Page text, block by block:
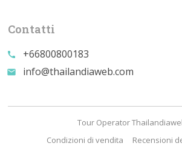
Contatti
call +66800800183
email info@thailandiaweb.com
Tour Operator
Condizioni di vendita
Recensioni